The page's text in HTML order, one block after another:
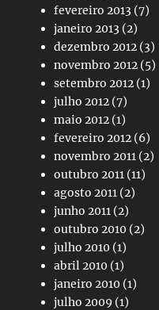
fevereiro 2013 (7)
janeiro 2013 (2)
dezembro 2012 (3)
novembro 2012 (5)
setembro 2012 (1)
julho 2012 (7)
maio 2012 (1)
fevereiro 2012 (6)
novembro 2011 (2)
outubro 2011 (11)
agosto 2011 (2)
junho 2011 (2)
outubro 2010 (2)
julho 2010 (1)
abril 2010 (1)
janeiro 2010 (1)
julho 2009 (1)